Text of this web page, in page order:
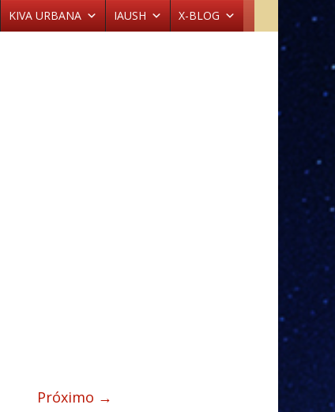
KIVA URBANA IAUSH X-BLOG
Próximo →